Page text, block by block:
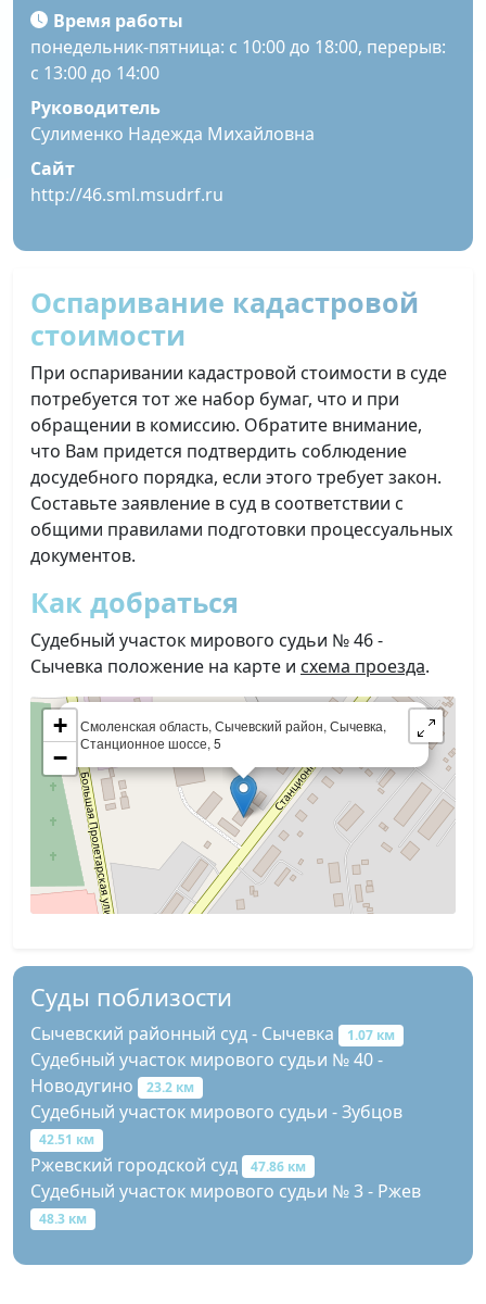
Время работы
понедельник-пятница: с 10:00 до 18:00, перерыв:
с 13:00 до 14:00
Руководитель
Сулименко Надежда Михайловна
Сайт
http://46.sml.msudrf.ru
Оспаривание кадастровой
стоимости
При оспаривании кадастровой стоимости в суде
потребуется тот же набор бумаг, что и при
обращении в комиссию. Обратите внимание,
что Вам придется подтвердить соблюдение
досудебного порядка, если этого требует закон.
Составьте заявление в суд в соответствии с
общими правилами подготовки процессуальных
документов.
Как добраться
Судебный участок мирового судьи № 46 -
Сычевка положение на карте и схема проезда.
Смоленская область, Сычевский район, Сычевка,
Станционное шоссе, 5
×
+
−
Суды поблизости
Сычевский районный суд - Сычевка 1.07 км
Судебный участок мирового судьи № 40 -
Новодугино
23.2 км
Судебный участок мирового судьи - Зубцов
42.51 км
Ржевский городской суд 47.86 км
Судебный участок мирового судьи № 3 - Ржев
48.3 км